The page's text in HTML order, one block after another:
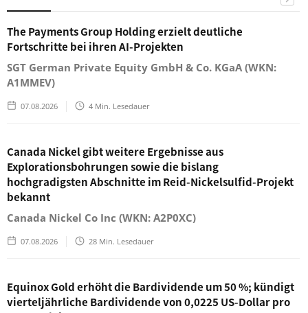
The Payments Group Holding erzielt deutliche
Fortschritte bei ihren AI-Projekten
SGT German Private Equity GmbH & Co. KGaA (WKN:
A1MMEV)
07.08.2026 4 Min. Lesedauer
Canada Nickel gibt weitere Ergebnisse aus
Explorationsbohrungen sowie die bislang
hochgradigsten Abschnitte im Reid-Nickelsulfid-Projekt
bekannt
Canada Nickel Co Inc (WKN: A2P0XC)
07.08.2026 28 Min. Lesedauer
Equinox Gold erhöht die Bardividende um 50 %; kündigt
vierteljährliche Bardividende von 0,0225 US-Dollar pro